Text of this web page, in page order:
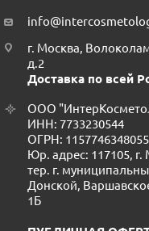
г. Москва,
д.2
Доставка по всей
ООО
ИНН: 7733230544
ОГРН: 1157746348055
Юр. адрес: 117105, г.
тер. г.
Донской,
1Б